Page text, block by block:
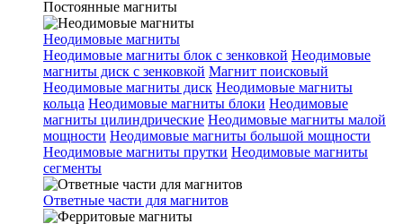
Постоянные магниты
Неодимовые магниты
Неодимовые магниты блок с зенковкой Неодимовые
магниты диск с зенковкой Магнит поисковый
Неодимовые магниты диск Неодимовые магниты
кольца Неодимовые магниты блоки Неодимовые
магниты цилиндрические Неодимовые магниты малой
мощности Неодимовые магниты большой мощности
Неодимовые магниты прутки Неодимовые магниты
сегменты
Ответные части для магнитов